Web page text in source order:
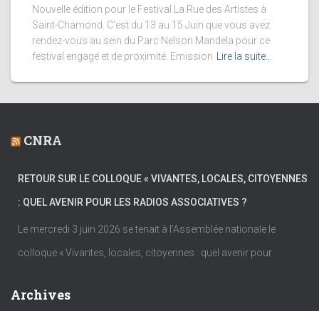
Nouvelle édition pour le Festival La Rue des Artistes à
Saint-Chamond. C’est du 13 au 15 Juin que vous avez
rendez-vous au sein du Parc Nelson Mandela pour ce
festival engagé et de proximité. Emission
Lire la suite…
CNRA
RETOUR SUR LE COLLOQUE « VIVANTES, LOCALES, CITOYENNES
: QUEL AVENIR POUR LES RADIOS ASSOCIATIVES ?
Le mercredi 3 juin 2026 se tenait à l’Assemblée nationale le
colloque « Vivantes, locales, citoyennes : quel avenir pour
Archives